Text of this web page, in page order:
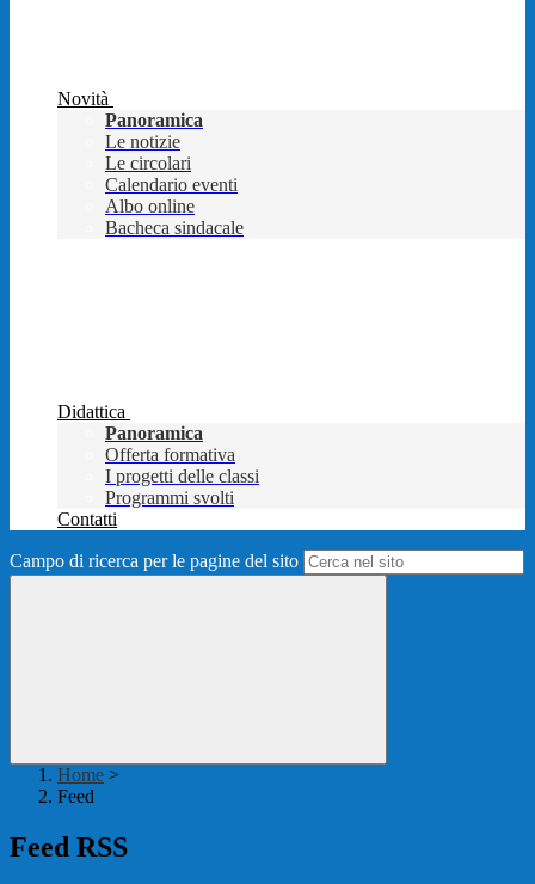
Novità
Panoramica
Le notizie
Le circolari
Calendario eventi
Albo online
Bacheca sindacale
Didattica
Panoramica
Offerta formativa
I progetti delle classi
Programmi svolti
Contatti
Campo di ricerca per le pagine del sito
Home >
Feed
Feed RSS